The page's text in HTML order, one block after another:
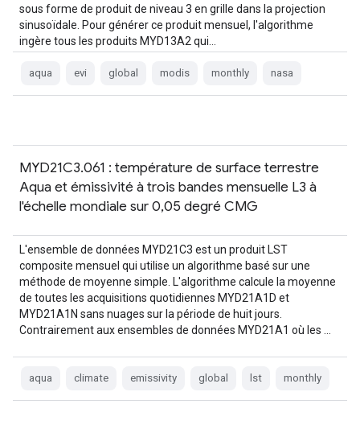
sous forme de produit de niveau 3 en grille dans la projection
sinusoïdale. Pour générer ce produit mensuel, l'algorithme
ingère tous les produits MYD13A2 qui…
aqua evi global modis monthly nasa
MYD21C3.061 : température de surface terrestre
Aqua et émissivité à trois bandes mensuelle L3 à
l'échelle mondiale sur 0,05 degré CMG
L'ensemble de données MYD21C3 est un produit LST
composite mensuel qui utilise un algorithme basé sur une
méthode de moyenne simple. L'algorithme calcule la moyenne
de toutes les acquisitions quotidiennes MYD21A1D et
MYD21A1N sans nuages sur la période de huit jours.
Contrairement aux ensembles de données MYD21A1 où les …
aqua climate emissivity global lst monthly